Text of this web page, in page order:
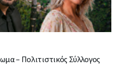
– Πολιτιστικός Σύλλογος